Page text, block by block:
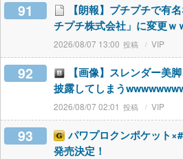
91
【朗報】プチプチで有
チプチ株式会社」に変更ｗ
2026/08/07 13:00 VIP
92
【画像】スレンダー美
披露してしまう
2026/08/07 02:01 VIP
93
パワプロクンポケット
発売決定！